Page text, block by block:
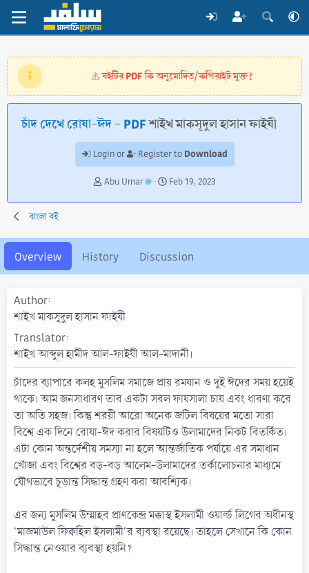
⚠️বইটির PDF কি অনুমোদিত/কপিরাইট মুক্ত?
চাঁদ দেখে রোযা-ঈদ - PDFশাইখ মাকসূদুল হাসান ফাইযী
Login or Register to Download
A
t
Abu Umar
C
e
o
n
Feb 19, 2023
বাংলা বই
Overview History Discussion
Author
শাইখ মাকসূদুল হাসান ফাইযী
Translator
শাইখ আব্দুল হামীদ আল-ফাইযী আল-মাদানী।
চাঁদের ব্যাপারে কলহ মুসলিম সমাজে প্রায় রমযান ও দুই ঈদের সময় হয়েই
থাকে। আম জনসাধারণ তার একটা সরল ফায়সালা চায় এবং ধারণা করে
তা অতি সহজ। কিন্তু শরয়ী আরো অনেক জটিল বিষয়ের মতো সারা
বিশ্বে এক দিনে রোযা-ঈদ করার বিষয়টিও উলামাদের নিকট বিতর্কিত।
এটা কোন অন্তর্দেশীয় সমস্যা না হলে আন্তর্জাতিক পর্যায়ে এর সমাধান
খোঁজা এবং বিশ্বের বড়-বড় আলেম-উলামাদের তর্কালোচনার মাধ্যমে
যৌথভাবে চূড়ান্ত সিদ্ধান্ত গ্রহণ করা আবশ্যিক।
এর জন্য মুসলিম উম্মাহর প্রাণকেন্দ্র মক্কাস্থ ইসলামী ওয়ার্ল্ড লিগের অধীনস্থ
'মাজমাউল ফিক্বহিল ইসলামী'র ব্যবস্থা রয়েছে। তাহলে সেখানে কি কোন
সিদ্ধান্ত নেওয়ার ব্যবস্থা হয়নি?